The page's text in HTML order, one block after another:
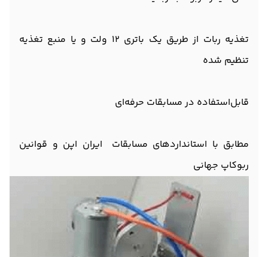
تغذیه ربات از طریق یک باتری 12 ولت و یا منبع تغذیه
تنظیم شده
قابل‌استفاده در مسابقات حرفه‌ای
مطابق با استانداردهای مسابقات ایران اپن و قوانین
ربوکاپ جهانی